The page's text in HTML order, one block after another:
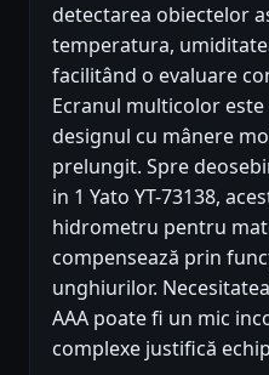
detectarea obiectelor
temperatura,
facilitând o evaluare
Ecranul multicolor
designul cu mânere
prelungit. Spre
in 1 Yato YT-73138,
hidrometru pentru
compensează prin
unghiurilor.
AAA poate fi un mic
complexe justifică